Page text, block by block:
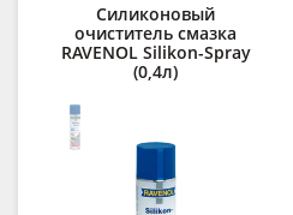
Силиконовый
очиститель смазка
RAVENOL Silikon-Spray
(0,4л)